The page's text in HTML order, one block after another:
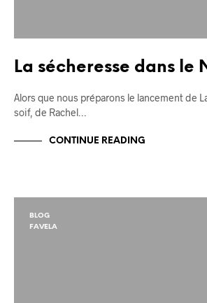
La sécheresse dans le
Alors que nous préparons le lancement de
soif, de Rachel…
CONTINUE READING
BLOG
FAVELA